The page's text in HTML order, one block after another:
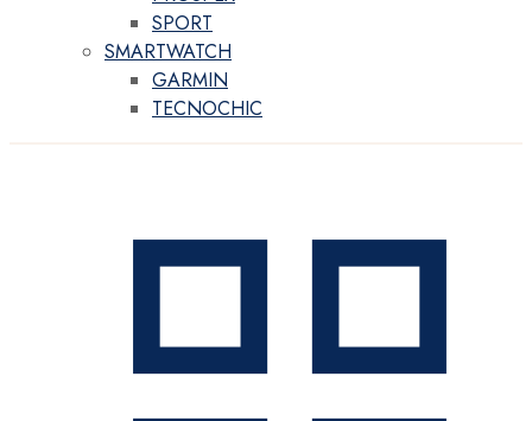
SPORT
SMARTWATCH
GARMIN
TECNOCHIC